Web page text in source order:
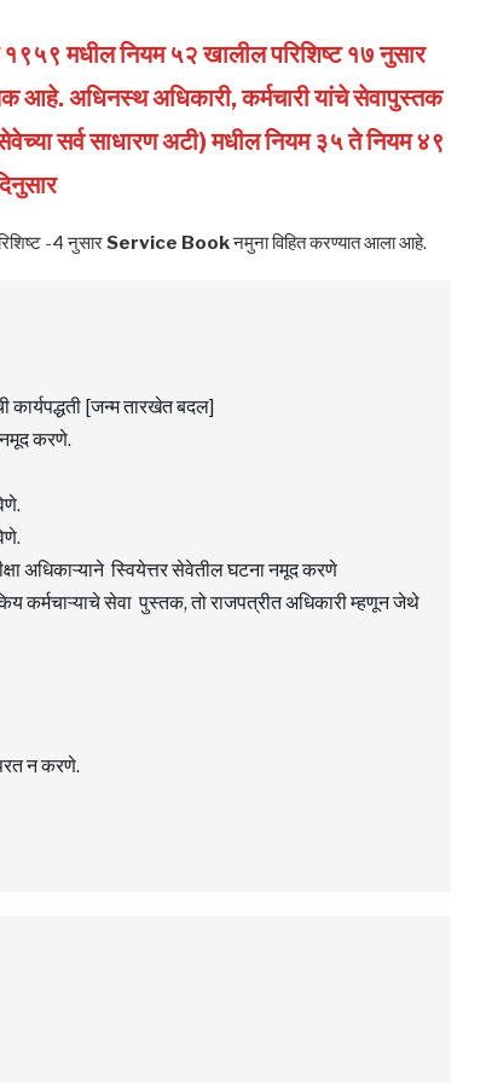
मधील नियम ५२ खालील परिशिष्ट १७ नुसार
आहे. अधिनस्थ अधिकारी, कर्मचारी यांचे सेवापुस्तक
सर्व साधारण अटी) मधील नियम ३५ ते नियम ४९
-4 नुसारService Bookनमुना विहित करण्यात आला आहे.
कार्यपद्धती [जन्म तारखेत बदल]
करणे.
अधिकाऱ्याने स्वियेत्तर सेवेतील घटना नमूद करणे
कर्मचाऱ्याचे सेवा पुस्तक, तो राजपत्रीत अधिकारी म्हणून जेथे
न करणे.